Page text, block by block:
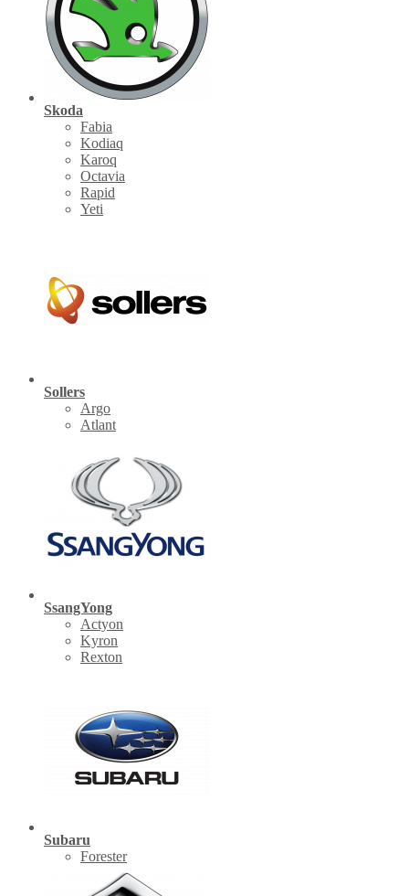
Skoda
Fabia
Kodiaq
Karoq
Octavia
Rapid
Yeti
Sollers
Argo
Atlant
SsangYong
Actyon
Kyron
Rexton
Subaru
Forester